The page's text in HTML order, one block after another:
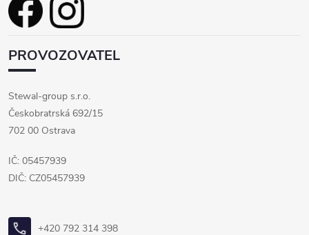
PROVOZOVATEL
Stewal-group s.r.o.
Českobratrská 692/15
702 00 Ostrava
IČ: 05457939
DIČ: CZ05457939
+420 792 314 398